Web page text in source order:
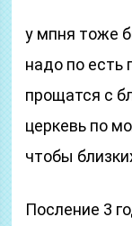
у мпня тоже
надо по есть
прощатся с
церкевь по
чтобы
Посление 3